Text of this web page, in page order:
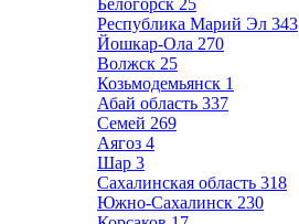
Белогорск 25
Республика Марий Эл 343
Йошкар-Ола 270
Волжск 25
Козьмодемьянск 1
Абай область 337
Семей 269
Аягоз 4
Шар 3
Сахалинская область 318
Южно-Сахалинск 230